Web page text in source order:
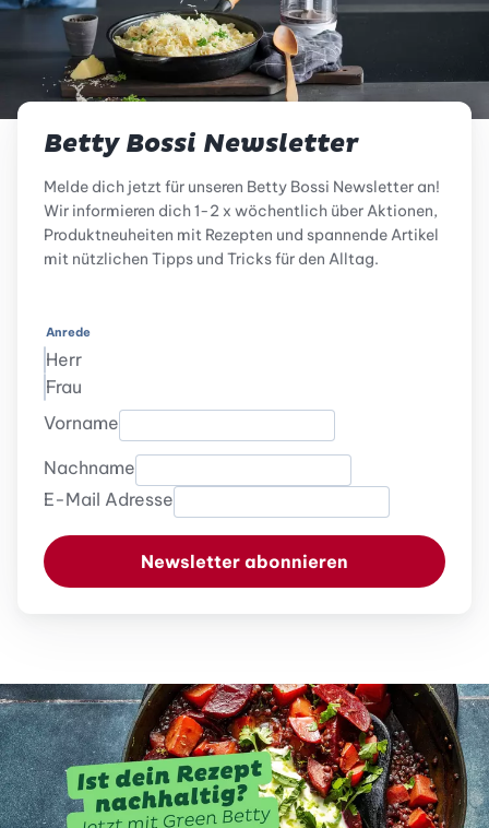
Betty Bossi Newsletter
Melde dich jetzt für unseren Betty Bossi Newsletter an!
Wir informieren dich 1-2 x wöchentlich über Aktionen,
Produktneuheiten mit Rezepten und spannende Artikel
mit nützlichen Tipps und Tricks für den Alltag.
Anrede
Herr
Frau
Vorname
Nachname
E-Mail Adresse
Newsletter abonnieren